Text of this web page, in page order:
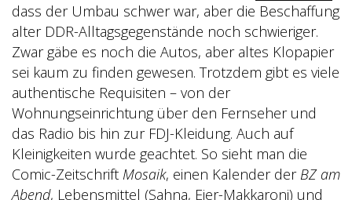
dass der Umbau schwer war, aber die Beschaffung
alter DDR-Alltagsgegenstände noch schwieriger.
Zwar gäbe es noch die Autos, aber altes Klopapier
sei kaum zu finden gewesen. Trotzdem gibt es viele
authentische Requisiten – von der
Wohnungseinrichtung über den Fernseher und
das Radio bis hin zur FDJ-Kleidung. Auch auf
Kleinigkeiten wurde geachtet. So sieht man die
Comic-Zeitschrift Mosaik, einen Kalender der BZ am
Abend, Lebensmittel (Sahna, Eier-Makkaroni) und